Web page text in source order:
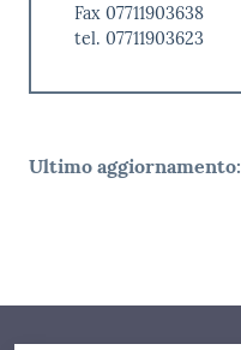
Fax 07711903638
tel. 07711903623
Ultimo aggiornamento: